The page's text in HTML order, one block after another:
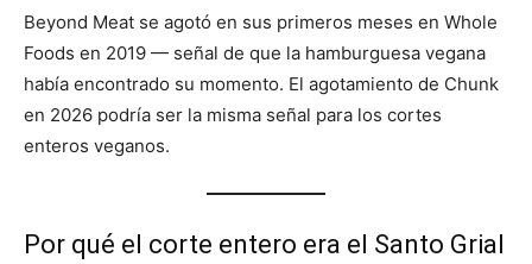
Beyond Meat se agotó en sus primeros meses en Whole
Foods en 2019 — señal de que la hamburguesa vegana
había encontrado su momento. El agotamiento de Chunk
en 2026 podría ser la misma señal para los cortes
enteros veganos.
Por qué el corte entero era el Santo Grial